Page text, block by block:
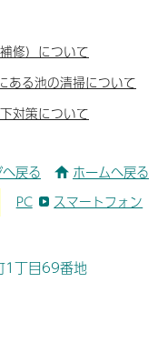
修）について
ある池の清掃について
対策について
戻る ホームへ戻る
PC スマートフォン
丁目69番地